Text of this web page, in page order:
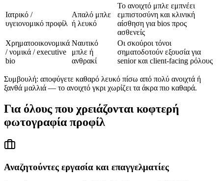
Ιατρικό /
υγειονομικό προφίλ
Απαλό μπλε
ή λευκό
Το ανοιχτό μπλε εμπνέει
εμπιστοσύνη και κλινική
αίσθηση για bios προς
ασθενείς
Χρηματοοικονομικά
/ νομικά / executive
bio
Ναυτικό
μπλε ή
ανθρακί
Οι σκούροι τόνοι
σηματοδοτούν εξουσία για
senior και client-facing ρόλους
Συμβουλή: αποφύγετε καθαρό λευκό πίσω από πολύ ανοιχτά ή
ξανθά μαλλιά — το ανοιχτό γκρι χωρίζει τα άκρα πιο καθαρά.
Για όλους που χρειάζονται κοφτερή
φωτογραφία προφίλ
Αναζητούντες εργασία και επαγγελματίες